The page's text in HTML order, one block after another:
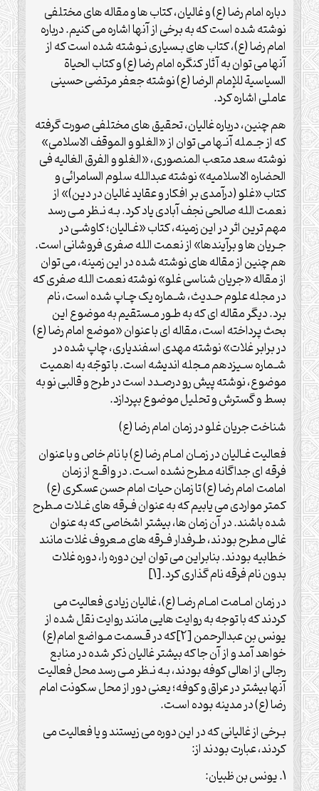
دباره امام رضا (ع) و غالیان، کتاب ها و مقاله های مختلفی
نوشته شده است که به برخی از آنها اشاره می کنیم. درباره
امام رضا (ع)، کتاب های بـسیاری نـوشته شده است که از
آنها می توان به آثار کنگره امام رضا (ع) و کتاب الحیاة
السیاسیة للإمام الرضا (ع) نوشته جعفر مرتضی حسینی
عاملی اشاره کرد.
هم چنین، درباره غالیان، تحقیق های مختلفی صورت گرفته
که از جـمله آنـها می توان از «الغلو و الموقف الاسلامی»
نوشته سعد متعب المنصوری، «الغلو و الفرق الغالیه فی
الحضاره الاسلامیه» نوشته عبدالله سلوم السامرائی و
کتاب «غلو (درآمدی بر افکار و عقاید غالیان در دین)» از
نعمت الله صالحی نجف آبادی یاد کرد. بـه نـظر مـی رسد
مهم ترین اثر در این زمینه، کتاب «غـالیان؛ کاوشـی در
جـریان ها و برآیندها» از نعمت الله صفری فروشانی است.
هم چنین از مقاله های نوشته شده در این زمینه، می توان
از مقاله «جریان شناسی غلو» نوشته نعمت الله صفری که
در مجله علوم حـدیث، شـماره یک چـاپ شده است، نام
برد. دیگر مقاله ای که به طـور مـستقیم به موضوع این
بحث پرداخته است، مقاله ای با عنوان «موضع امام رضا (ع)
در برابر غلات» نوشته مهدی اسفندیاری، چاپ شده در
شـماره سـیزدهم مـجله اندیشه است. با توجّه به اهمیت
موضوع، نوشته پیش رو درصـدد است در طرح و قالبی نو به
بسط و گسترش و تحلیل موضوع بپردازد.
شناخت جریان غلو در زمان امام رضا (ع)
فعالیت غـالیان در زمـان امـام رضا (ع) با نام خاص و با عنوان
فرقه ای جداگانه مطرح نشده اسـت. در واقـع از زمان
امامت امام رضا (ع) تا زمان حیات امام حسن عسکری (ع)
کمتر مواردی می یابیم که به عنوان فـرقه های غـلات مـطرح
شده باشند. در آن زمان ها، بیشتر اشخاصی که به عنوان
غالی مطرح بودند، طـرفدار فـرقه های مـعروف غلات مانند
خطابیه بودند. بنابراین می توان این دوره را، دوره غلات
بدون نام فرقه نام گذاری کرد.[1]
در زمان امـامت امـام رضـا (ع)، غالیان زیادی فعالیت می
کردند که با توجه به روایت هایی مانند روایت نقل شده از
یونس بن عبدالرحمن [2]که در قـسمت مـواضع امام(ع)
خواهد آمد و از آن جا که بیشتر غالیان ذکر شده در منابع
رجالی از اهالی کوفه بودند، بـه نـظر مـی رسد محل فعالیت
آنها بیشتر در عراق و کوفه؛ یعنی دور از محل سکونت امام
رضا (ع) در مدینه بوده اسـت.
بـرخی از غالیانی که در این دوره می زیستند و یا فعالیت می
کردند، عبارت بودند از:
1. یونس بن ظبیان: